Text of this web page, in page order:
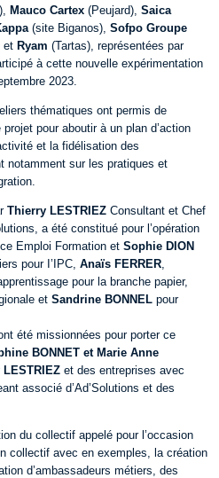
Mauco Cartex (Peujard),Saica
(site Biganos),Sofpo Groupe
et Ryam (Tartas), représentées par
à cette nouvelle expérimentation
2023.
thématiques ont permis de
pour aboutir à un plan d’action
et la fidélisation des
notamment sur les pratiques et
Thierry LESTRIEZ Consultant et Chef
a été constitué pour l’opération
Emploi Formation etSophie DION
pour I’IPC,Anaïs FERRER
pour la branche papier,
etSandrine BONNEL pour
été missionnées pour porter ce
BONNET et Marie Anne
et des entreprises avec
associé d’Ad’Solutions et des
du collectif appelé pour l’occasion
collectif avec en exemples, la création
d’ambassadeurs métiers, des